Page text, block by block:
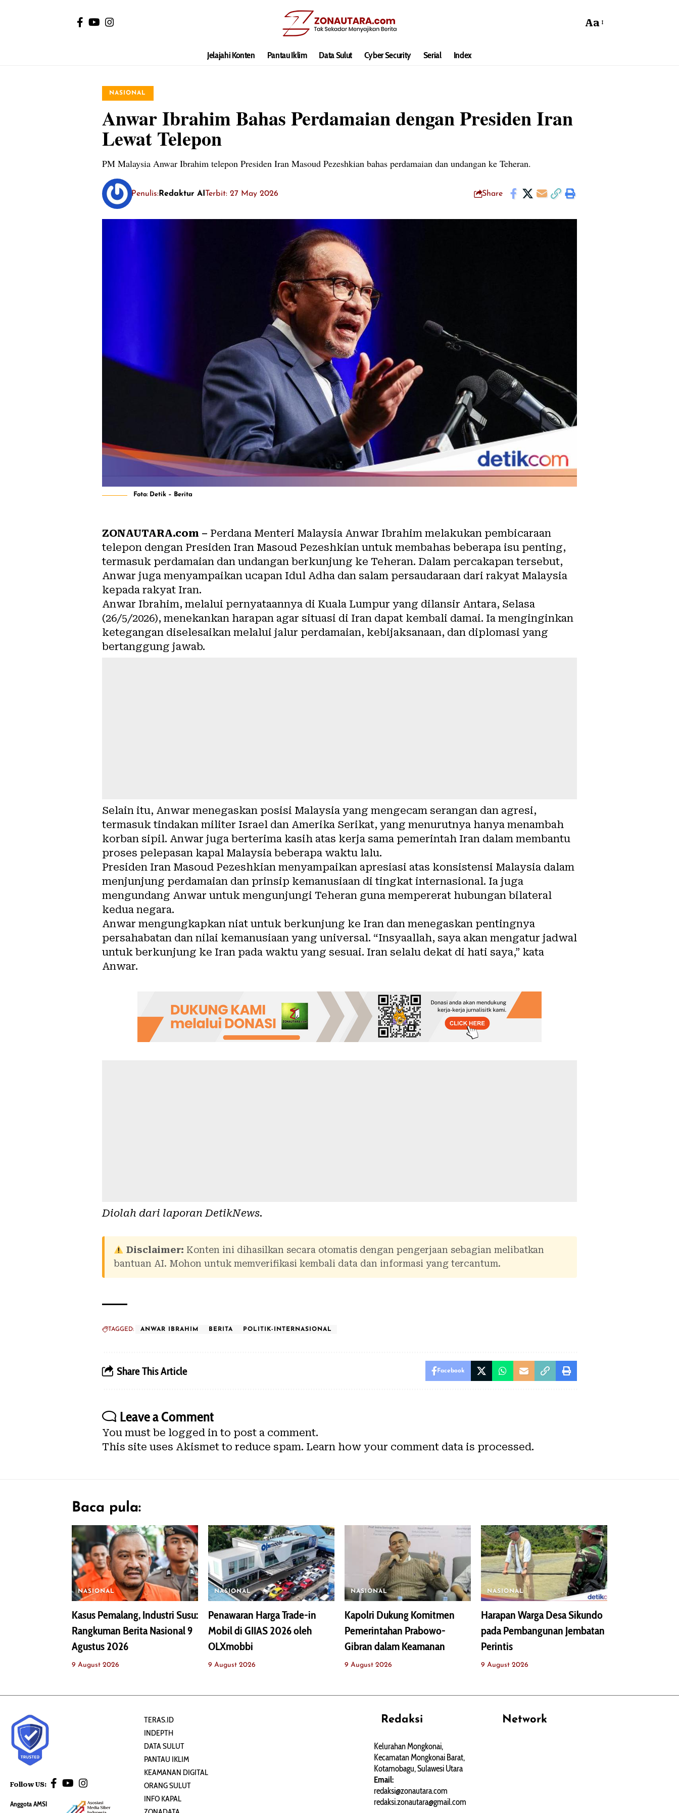
Aa
Jelajahi Konten Pantau Iklim Data Sulut Cyber Security Serial Index
NASIONAL
Anwar Ibrahim Bahas Perdamaian dengan Presiden Iran
Lewat Telepon
PM Malaysia Anwar Ibrahim telepon Presiden Iran Masoud Pezeshkian bahas perdamaian dan undangan ke Teheran.
Penulis:Redaktur AI Terbit: 27 May 2026 Share
Foto: Detik – Berita
ZONAUTARA.com – Perdana Menteri Malaysia Anwar Ibrahim melakukan pembicaraan
telepon dengan Presiden Iran Masoud Pezeshkian untuk membahas beberapa isu penting,
termasuk perdamaian dan undangan berkunjung ke Teheran. Dalam percakapan tersebut,
Anwar juga menyampaikan ucapan Idul Adha dan salam persaudaraan dari rakyat Malaysia
kepada rakyat Iran.
Anwar Ibrahim, melalui pernyataannya di Kuala Lumpur yang dilansir Antara, Selasa
(26/5/2026), menekankan harapan agar situasi di Iran dapat kembali damai. Ia menginginkan
ketegangan diselesaikan melalui jalur perdamaian, kebijaksanaan, dan diplomasi yang
bertanggung jawab.
Selain itu, Anwar menegaskan posisi Malaysia yang mengecam serangan dan agresi,
termasuk tindakan militer Israel dan Amerika Serikat, yang menurutnya hanya menambah
korban sipil. Anwar juga berterima kasih atas kerja sama pemerintah Iran dalam membantu
proses pelepasan kapal Malaysia beberapa waktu lalu.
Presiden Iran Masoud Pezeshkian menyampaikan apresiasi atas konsistensi Malaysia dalam
menjunjung perdamaian dan prinsip kemanusiaan di tingkat internasional. Ia juga
mengundang Anwar untuk mengunjungi Teheran guna mempererat hubungan bilateral
kedua negara.
Anwar mengungkapkan niat untuk berkunjung ke Iran dan menegaskan pentingnya
persahabatan dan nilai kemanusiaan yang universal. “Insyaallah, saya akan mengatur jadwal
untuk berkunjung ke Iran pada waktu yang sesuai. Iran selalu dekat di hati saya,” kata
Anwar.
Diolah dari laporanDetikNews.
Disclaimer: Konten ini dihasilkan secara otomatis dengan pengerjaan sebagian melibatkan
bantuan AI. Mohon untuk memverifikasi kembali data dan informasi yang tercantum.
TAGGED: ANWAR IBRAHIM BERITA POLITIK-INTERNASIONAL
Share This Article Facebook
Leave a Comment
You must be logged into post a comment.
This site uses Akismet to reduce spam. Learn how your comment data is processed.
Baca pula:
NASIONAL
Kasus Pemalang, Industri Susu:
Rangkuman Berita Nasional 9
Agustus 2026
9 August 2026
NASIONAL
Penawaran Harga Trade-in
Mobil di GIIAS 2026 oleh
OLXmobbi
9 August 2026
NASIONAL
Kapolri Dukung Komitmen
Pemerintahan Prabowo-
Gibran dalam Keamanan
9 August 2026
NASIONAL
Harapan Warga Desa Sikundo
pada Pembangunan Jembatan
Perintis
9 August 2026
Follow US:
Anggota AMSI
TERAS.ID
INDEPTH
DATA SULUT
PANTAU IKLIM
KEAMANAN DIGITAL
ORANG SULUT
INFO KAPAL
Redaksi
Kelurahan Mongkonai,
Kecamatan Mongkonai Barat,
Kotamobagu, Sulawesi Utara
Email:
redaksi@zonautara.com
redaksi.zonautara@gmail.com
Network